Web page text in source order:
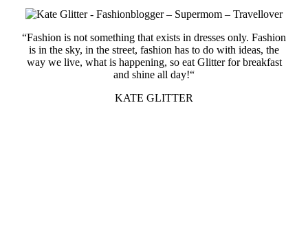
“Fashion is not something that exists in dresses only. Fashion
is in the sky, in the street, fashion has to do with ideas, the
way we live, what is happening, so eat Glitter for breakfast
and shine all day!“
KATE GLITTER